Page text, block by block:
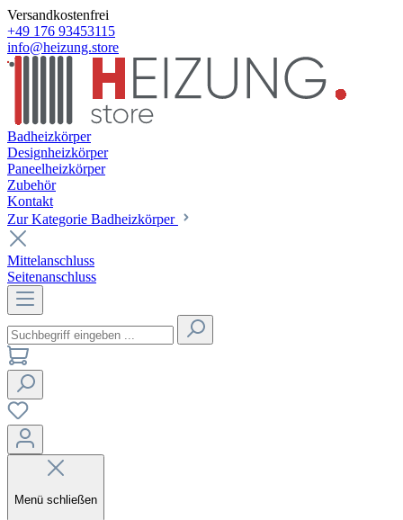
Versandkostenfrei
+49 176 93453115
info@heizung.store
Badheizkörper
Designheizkörper
Paneelheizkörper
Zubehör
Kontakt
Zur Kategorie Badheizkörper
Mittelanschluss
Seitenanschluss
Menü schließen